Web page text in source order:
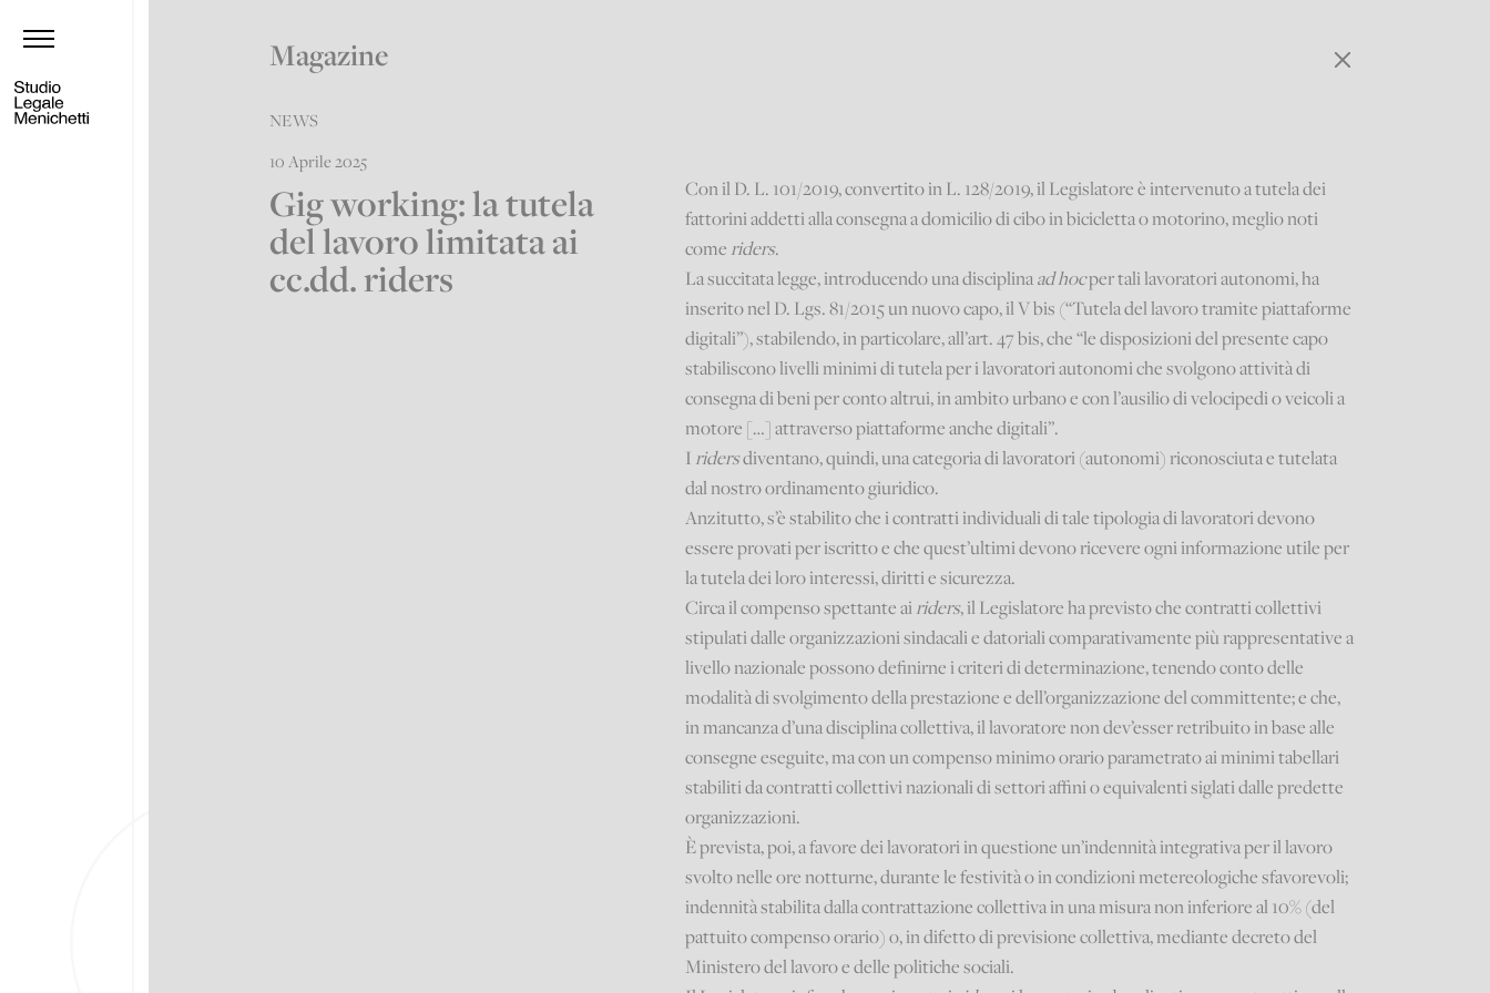
Magazine
NEWS
10 Aprile 2025
Gig working: la tutela
del lavoro limitata ai
cc.dd. riders
Con il D. L. 101/2019, convertito in L. 128/2019, il Legislatore è intervenuto a tutela dei
fattorini addetti alla consegna a domicilio di cibo in bicicletta o motorino, meglio noti
come riders.
La succitata legge, introducendo una disciplinaad hocper tali lavoratori autonomi, ha
inserito nel D. Lgs. 81/2015 un nuovo capo, il V bis (“Tutela del lavoro tramite piattaforme
digitali”), stabilendo, in particolare, all’art. 47 bis, che “le disposizioni del presente capo
stabiliscono livelli minimi di tutela per i lavoratori autonomi che svolgono attività di
consegna di beni per conto altrui, in ambito urbano e con l’ausilio di velocipedi o veicoli a
motore […] attraverso piattaforme anche digitali”.
I ridersdiventano, quindi, una categoria di lavoratori (autonomi) riconosciuta e tutelata
dal nostro ordinamento giuridico.
Anzitutto, s’è stabilito che i contratti individuali di tale tipologia di lavoratori devono
essere provati per iscritto e che quest’ultimi devono ricevere ogni informazione utile per
la tutela dei loro interessi, diritti e sicurezza.
Circa il compenso spettante airiders, il Legislatore ha previsto che contratti collettivi
stipulati dalle organizzazioni sindacali e datoriali comparativamente più rappresentative a
livello nazionale possono definirne i criteri di determinazione, tenendo conto delle
modalità di svolgimento della prestazione e dell’organizzazione del committente; e che,
in mancanza d’una disciplina collettiva, il lavoratore non dev’esser retribuito in base alle
consegne eseguite, ma con un compenso minimo orario parametrato ai minimi tabellari
stabiliti da contratti collettivi nazionali di settori affini o equivalenti siglati dalle predette
organizzazioni.
È prevista, poi, a favore dei lavoratori in questione un’indennità integrativa per il lavoro
svolto nelle ore notturne, durante le festività o in condizioni metereologiche sfavorevoli;
indennità stabilita dalla contrattazione collettiva in una misura non inferiore al 10% (del
pattuito compenso orario) o, in difetto di previsione collettiva, mediante decreto del
Ministero del lavoro e delle politiche sociali.